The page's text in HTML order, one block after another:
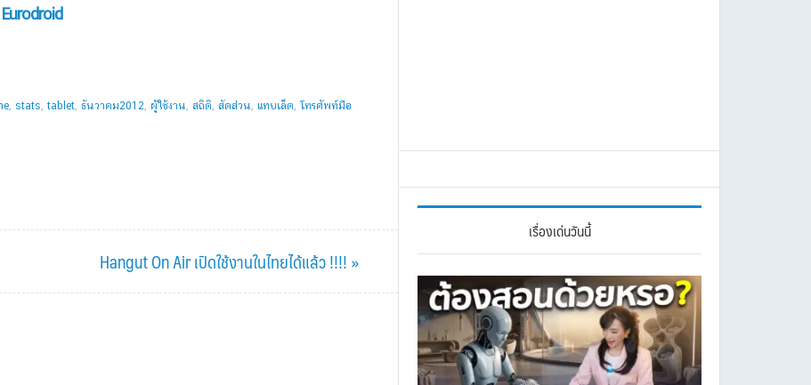
Eurodroid
, stats,tablet, ธันวาคม2012, ผู้ใช้งาน, สถิติ, สัดส่วน, แทบเล็ต, โทรศัพท์มือ
Next
Post:
Hangut On Air เปิดใช้งานในไทยได้แล้ว !!!! »
เรื่องเด่นวันนี้